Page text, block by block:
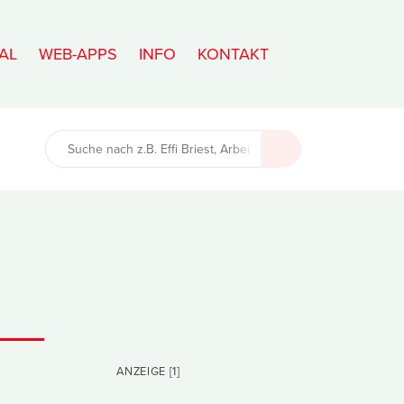
WEB-APPS INFO KONTAKT
ANZEIGE [1]